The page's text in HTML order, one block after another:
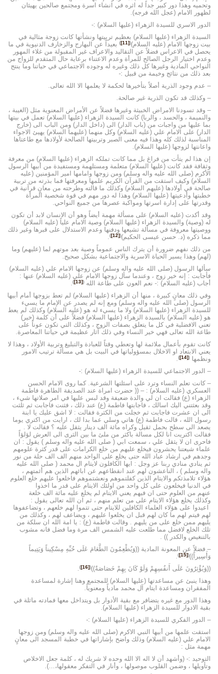
وتحميه وهذا دور كبير جداً له اثره في انشاء اسرة ومجتمع صالحين يهيئان
لظهور الامام (عجل الله فرجه).
الدور الاسري للسيدة الزهراء (عليها السلام) :-
السيدة الزهراء (عليها السلام) بعظيم تربيتها ونشأتها كانت زوجة مثالية في
بيت زوجها الامام (عليه السلام)(
[11]
) بعيداً عن البهارج والزخارف الدنيوية في ما
يحصل في الاعراس فضلاً عن التقاليد والاعراف غير المقبولة من غلاء المهور
وعدم اختيار الرجل الصالح للمرأة وعدم الاعتناء برعاية حال المتقدم للزواج من
النواحي المادية وغيرها كل ذلك وغيره له وجوده الاجتماعي في حياتنا وما ينتج
بعد ذلك من نتائج وخيمة من قبيل :-
– عدم وجود الذرية أصلاً بتأخيرها لحكمة لا يعلمها الا الله تعالى.
– وكذلك قد تكون الذرية غير صالحة.
– وقد تسودنا الامراض الخبيثة وغيرها فضلاً عن الأمراض المعنوية مثل (الغيبة ،
والنميمة ، والحسد ، والربا) كانت السيدة الزهراء (عليها السلام) تعمل في بيتها
بما عليها من واجبات من (باب الدار) الى (داخل الدار) ومن الباب الى (خارج
الدار) على الامام علي (عليه السلام) وكل منهما (عليهما السلام) يهيئ الاجواء
المناسبة لذلك كله وهذا فيه معنى الصبر وتربيتها الصالحة لأولادها مع طاعتاها
واعانتها لزوجها (عليها السلام).
إن هذا لم يتأت من فراغ بل مما كانت تملكه الزهراء (عليها السلام) من معرفة
وثقافة فقد كانت (عليها السلام) متعلمة ومستلهمة ومستفيدة من أبيها الرسول
الأكرم (صلى الله عليه واله وسلم) ومن زوجها وامامها امير المؤمنين (عليه
السلام) وكيف استقت من القرآن الكريم علمها ومعرفتها فما بذرته من تربية
صالحة في أولادها (عليهم السلام) وكذلك ما قالته وطرحته من معانٍ قرآنية في
خطبتها وأدعيتها (عليها السلام) وهذا له دور مهم في قوة شخصية المرأة
وقدرتها على إدارة اسرتها ومواكبة عصرها من جميع النواحي.
وقد أكدت (عليه السلام) على مسألة مهمة أيضاً وهو أن الانسان لابد أن تكون
له (وصية) والسيدة الزهراء (عليها السلام) وصية الامام علياً (عليه السلام)
ووصيتها معروفة في مسألة تشيعها ودفنها وعدم الاستدلال على قبرها وغير ذلك
مما ذكره (د. حسن عيسى الحكيم)(
[12]
)
.
من ذلك نفهم ضرورة أن يترك الناس عموماً وصية بعد موتهم لما (عليهم) وما
(لهم) وهذا يسير الحياة الاسرية والاجتماعية بشكل صحيح.
سألها الرسول (صلى الله عليه واله وسلم) عن زوجها الامام علي (عليه السلام)
فأجابت : إنه خير زوج ، وعندما سأل زوجها الامام علي (عليه السلام) عنها :
أجاب (عليه السلام) :- نعم العون على طاعة الله (
[13]
)
.
وفي ذلك معانٍ كبيرة ، منها أن الزهراء (عليها السلام) لم تعط بزوجها أمام أبيها
الرسول (صلى الله عليه واله وسلم) ومع إنه لم يصدر عن الإمام ما يسيء
للسيدة الزهراء (عليها السلام) ولا ما يسيء له هو (عليه السلام) وكذلك لم يعط
هو (عليه السلام) بالسيدة الزهراء (عليها السلام) فضلاً على أن كلمة (خير)
تعني الافضلية في كل ما يتعلق بصفات الزوج ، وكذلك التي تكون عوناً على
طاعة الله تعالى فهي خير النساء وفي ذلك آثار عظيمة في حياتنا المعاصرة.
كانت تقوم بأعمال ملائمة لها وتعطي وقتاً للعبادة والتبليغ وتربية الأولاد ، وهذا لا
يعني الابتعاد او الاخلال بمسؤولياتها في البيت بل هي مسألة ترتيب الامور
ونظمها (
[14]
)
.
– الدور الاجتماعي للسيدة الزهراء (عليها السلام) :-
– كانت تعلم النساء وترد على اسئلتها الشرعية. كما روى الامام الحسن
العسكري (عليه السلام) : – (( حضرت امراة عند الصديقة الطاهرة فاطمة
الزهراء (ع) فقالت ان لي والدة ضعيفة وقد لبس عليها في امر صلاتها شيء ،
وقد بعثتني اليك اسالك ، فاجابتها فاطمة (ع) عند ذلك ، فثنت فاجابت ثم ثلثت
الى ان عشرت فاجابت ثم خجلت من الكثرة فقالت : لا اشق عليك يا ابنة
رسول الله ، قالت فاطمة (ع) هاتي وسلي عما بدا لك ، ارايت من اكتري يوما
يصعد الى سطح بحمل ثقيل وكراه مائة الف دينار يثقل عليه ؟ فقالت لا .
فقالت اكتريت انا لكل مسالة باكثر من ملئ ما بين الثرى الى العرش لؤلؤاً
فاحرى ان لا يثقل علي ، سمعت ابي ( صلى الله عليه واله وسلم ) يقول : ان
علماء شيعتنا يحشرون فيخلع عليهم من خلع الكرامات على قدر كثرة علومهم
وجدهم في ارشاد عباد الله حتى يخلع على الواحد منهم الف الف حلة من نور
ثم ينادي منادي ربنا عز وجل : ايها الكافلون لايتام ال محمد ( صلى الله عليه
واله وسلم ) ، الناعشون لهم عند انقطاعهم عن ابائهم الذين هم أئمتهم ،
هؤلاء تلامذتكم والايتام الذين كفلتموهم ونعشتموهم فاخلعوا عليهم خلع العلوم
في الدنيا فيخلعون على كل واحد من اولئك الايتام على قدر ما اخذوا
عنهم من العلوم حتى ان فيهم يعني الايتام لم يخلع عليه مائة الف خلعة
وكذلك يخلع هؤلاء الايتام على من تعلم منهم ، ثم ان الله تعالى يقول :
اعيدوا على هؤلاء العلماء الكافلين للايتام حتى تتموا لهم خلعهم ، وتضاعفوها
لهم فيتم لهم ما كان لهم قبل ان يخلعوا عليهم ، ويضاعف لهم ، وكذلك من
يليهم ممن خلع على من يليهم . وقالت فاطمة (ع) : يا امة الله ان سلكة من
تلك الخلع لافضل مما طلعت عليه الشمس الف مرة وما فضل فانه مشوب
بالتنغيص والكدر )) .
– فضلاً عن المعونة المادية ((وَيُطْعِمُونَ الطَّعَامَ عَلَى حُبِّهِ مِسْكِيناً وَيَتِيماً
وَأَسِيراً))(
[15]
)
.
((وَيُؤْثِرُونَ عَلَى أَنفُسِهِمْ وَلَوْ كَانَ بِهِمْ خَصَاصَةٌ))(
[16]
)
.
وهذا ينبئ عن مساعدتها (عليها السلام) للمجتمع وهنا إشارة لمساعدة
المفقران ومساعدة ايتام آل محمد مادياً ومعنوياً.
وهذا الدور مع غيره يتضافر مع بقية الأدوار بل ويتداخل معها فمادته ماثلة في
بقية الادوار للسيدة الزهراء (عليها السلام).
– الدور الفكري للسيدة الزهراء (عليها السلام) :-
استقت علمها من أبيها النبي الاكرم (صلى الله عليه واله وسلم) ومن زوجها
الامام علي (عليه السلام) وذلك واضح بإشاراتها في خطبة المسجد الى معانٍ
مهمة مثل :
التوحيد :- (وأشهد أن لا اله الا الله وحده لا شريك له ، كلمة جعل الاخلاص
وتأويلها ، وضمن القلوب موصولها ، وأنار في التفكر معقولها،…).